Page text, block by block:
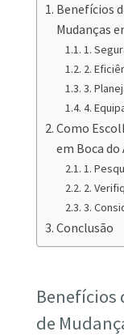
Benefícios
Mudanças
1.
2.
3.
4.
Como
em Boca do
1.
2.
3.
Conclusão
Benefícios
de